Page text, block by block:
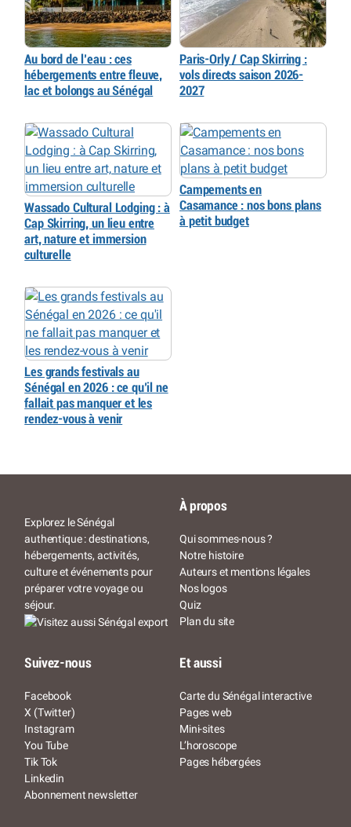
Au bord de l’eau : ces
hébergements entre fleuve,
lac et bolongs au Sénégal
Paris-Orly / Cap Skirring :
vols directs saison 2026-
2027
Wassado Cultural Lodging : à
Cap Skirring, un lieu entre
art, nature et immersion
culturelle
Campements en
Casamance : nos bons plans
à petit budget
Les grands festivals au
Sénégal en 2026 : ce qu’il ne
fallait pas manquer et les
rendez-vous à venir
Explorez le Sénégal
authentique : destinations,
hébergements, activités,
culture et événements pour
préparer votre voyage ou
séjour.
À propos
Qui sommes-nous ?
Notre histoire
Auteurs et mentions légales
Nos logos
Quiz
Plan du site
Suivez-nous
Facebook
X (Twitter)
Instagram
You Tube
Tik Tok
Linkedin
Abonnement newsletter
Et aussi
Carte du Sénégal interactive
Pages web
Mini-sites
L’horoscope
Pages hébergées